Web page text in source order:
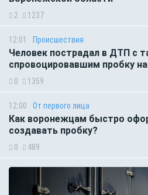
2 1237
12:01 Происшествия
Человек пострадал в ДТП с
спровоцировавшим пробку
0 1359
12:00 От первого лица
Как воронежцам быстро
создавать пробку?
0 489